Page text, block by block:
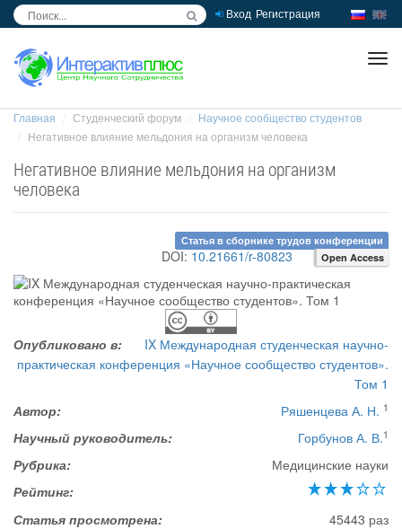
Вход Регистрация
Главная Студенческий форум
Научное сообщество студентов
Негативное влияние мельдония на организм человека
Негативное влияние мельдония на организм
человека
Статья в сборнике трудов конференции
DOI: 10.21661/r-80823 Open Access
Опубликовано в:
IX Международная студенческая научно-
практическая конференция «Научное сообщество студентов».
Том 1
Автор:
Ряшенцева А. Н. 1
Научный руководитель: Горбунов А. В.1
Рубрика:
Медицинские науки
Рейтинг:
Статья просмотрена:
45443 раз